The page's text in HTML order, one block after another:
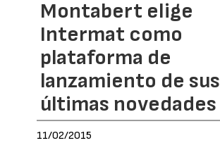
Montabert elige
Intermat como
plataforma de
lanzamiento de sus
últimas novedades
11/02/2015